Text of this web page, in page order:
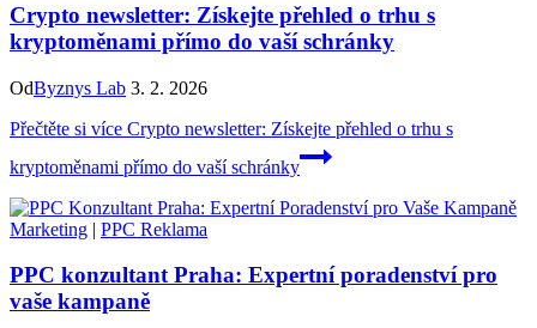
Crypto newsletter: Získejte přehled o trhu s
kryptoměnami přímo do vaší schránky
OdByznys Lab 3. 2. 2026
Přečtěte si více Crypto newsletter: Získejte přehled o trhu s
kryptoměnami přímo do vaší schránky
Marketing | PPC Reklama
PPC konzultant Praha: Expertní poradenství pro
vaše kampaně